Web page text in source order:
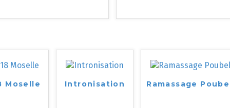
Moselle Intronisation Ramassage